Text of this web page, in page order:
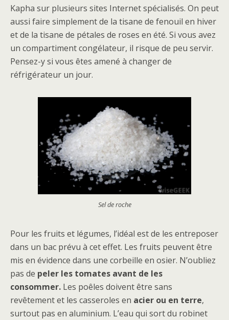
Kapha sur plusieurs sites Internet spécialisés. On peut
aussi faire simplement de la tisane de fenouil en hiver
et de la tisane de pétales de roses en été. Si vous avez
un compartiment congélateur, il risque de peu servir.
Pensez-y si vous êtes amené à changer de
réfrigérateur un jour.
Sel de roche
Pour les fruits et légumes, l’idéal est de les entreposer
dans un bac prévu à cet effet. Les fruits peuvent être
mis en évidence dans une corbeille en osier. N’oubliez
pas de peler les tomates avant de les
consommer. Les poêles doivent être sans
revêtement et les casseroles en acier ou en terre,
surtout pas en aluminium. L’eau qui sort du robinet